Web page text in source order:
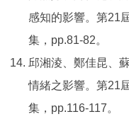
感知的影響。第21
集，pp.81-82。
邱湘淩、鄭佳昆、
情緒之影響。第21
集，pp.116-117。